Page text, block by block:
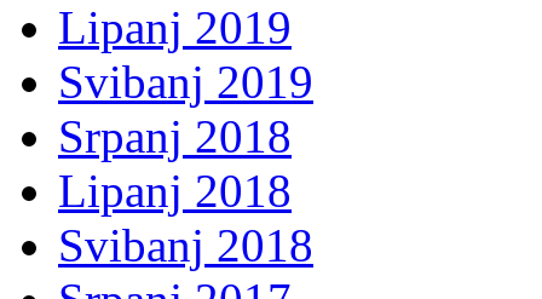
Lipanj 2019
Svibanj 2019
Srpanj 2018
Lipanj 2018
Svibanj 2018